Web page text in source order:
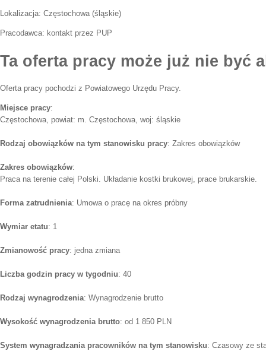
Lokalizacja: Częstochowa(śląskie)
Pracodawca: kontakt przez PUP
Ta oferta pracy może już nie być
Oferta pracy pochodzi z Powiatowego Urzędu Pracy.
Miejsce pracy:
Częstochowa, powiat: m. Częstochowa, woj: śląskie
Rodzaj obowiązków na tym stanowisku pracy: Zakres obowiązków
Zakres obowiązków:
Praca na terenie całej Polski. Układanie kostki brukowej, prace brukarskie.
Forma zatrudnienia: Umowa o pracę na okres próbny
Wymiar etatu: 1
Zmianowość pracy: jedna zmiana
Liczba godzin pracy w tygodniu: 40
Rodzaj wynagrodzenia: Wynagrodzenie brutto
Wysokość wynagrodzenia brutto: od 1 850 PLN
System wynagradzania pracowników na tym stanowisku: Czasowy ze